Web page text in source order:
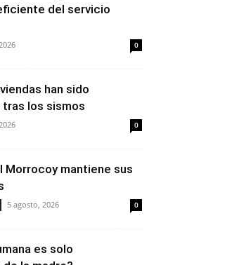
del servicio
0
han sido
los sismos
0
Morrocoy mantiene sus
5 agosto, 2026 0
es solo